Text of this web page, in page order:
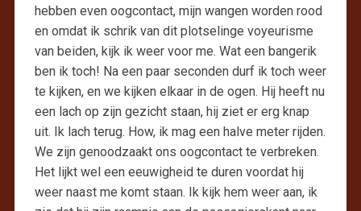
hebben even oogcontact, mijn wangen worden rood
en omdat ik schrik van dit plotselinge voyeurisme
van beiden, kijk ik weer voor me. Wat een bangerik
ben ik toch! Na een paar seconden durf ik toch weer
te kijken, en we kijken elkaar in de ogen. Hij heeft nu
een lach op zijn gezicht staan, hij ziet er erg knap
uit. Ik lach terug. How, ik mag een halve meter rijden.
We zijn genoodzaakt ons oogcontact te verbreken.
Het lijkt wel een eeuwigheid te duren voordat hij
weer naast me komt staan. Ik kijk hem weer aan, ik